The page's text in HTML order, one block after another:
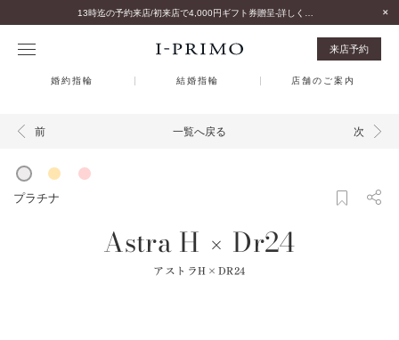
来店予約
婚約指輪 結婚指輪 店舗のご案内
前 一覧へ戻る 次
プラチナ
Astra H × Dr24
アストラH×DR24